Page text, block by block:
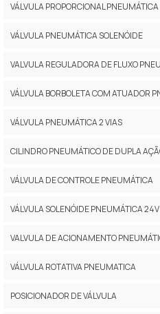
VÁLVULA PROPORCIONAL PNEUMÁTICA
VÁLVULA PNEUMÁTICA SOLENÓIDE
VALVULA REGULADORA DE FLUXO
VÁLVULA BORBOLETA COM ATUADOR
VÁLVULA PNEUMÁTICA 2 VIAS
CILINDRO PNEUMÁTICO DE DUPLA
VÁLVULA DE CONTROLE PNEUMÁTICA
VÁLVULA SOLENÓIDE PNEUMÁTICA 24V
VALVULA DE ACIONAMENTO
VÁLVULA ROTATIVA PNEUMATICA
POSICIONADOR DE VÁLVULA